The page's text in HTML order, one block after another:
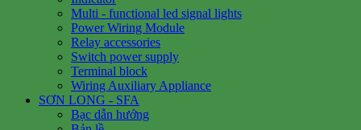
Multi - functional led signal lights
Power Wiring Module
Relay accessories
Switch power supply
Terminal block
Wiring Auxiliary Appliance
SƠN LONG - SFA
Bạc dẫn hướng